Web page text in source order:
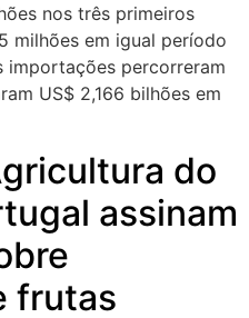
nos três primeiros
milhões em igual período
importações percorreram
US$ 2,166 bilhões em
do
assinam
frutas